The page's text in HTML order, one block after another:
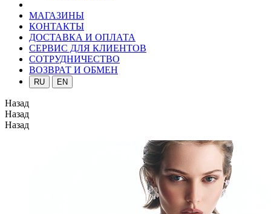
МАГАЗИНЫ
КОНТАКТЫ
ДОСТАВКА И ОПЛАТА
СЕРВИС ДЛЯ КЛИЕНТОВ
СОТРУДНИЧЕСТВО
ВОЗВРАТ И ОБМЕН
RU EN
Назад
Назад
Назад